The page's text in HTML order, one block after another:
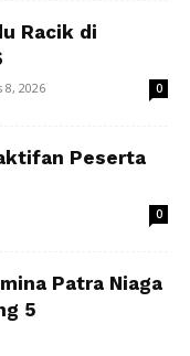
Racik di
8, 2026 0
Peserta
0
Patra Niaga
5